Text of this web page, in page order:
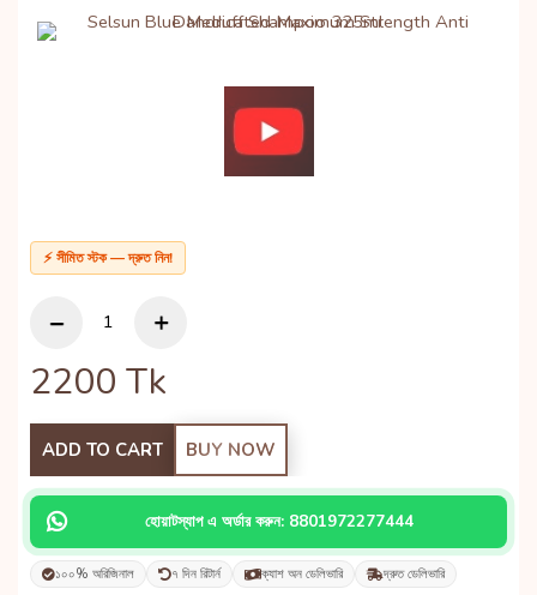
⚡ সীমিত স্টক — দ্রুত নিন!
2200 Tk
ADD TO CART BUY NOW
হোয়াটস্যাপ এ অর্ডার করুন: 8801972277444
১০০% অরিজিনাল ৭ দিন রিটার্ন ক্যাশ অন ডেলিভারি দ্রুত ডেলিভারি